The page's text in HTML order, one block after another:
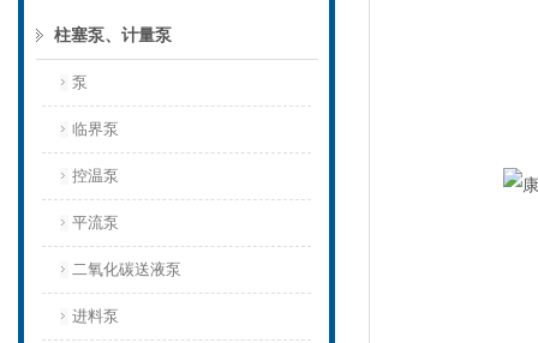
柱塞泵、计量泵
泵
临界泵
控温泵
平流泵
二氧化碳送液泵
进料泵